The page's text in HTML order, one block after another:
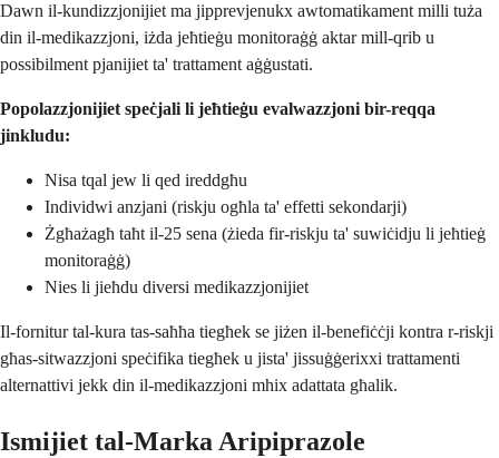
Dawn il-kundizzjonijiet ma jipprevjenukx awtomatikament milli tuża
din il-medikazzjoni, iżda jeħtieġu monitoraġġ aktar mill-qrib u
possibilment pjanijiet ta' trattament aġġustati.
Popolazzjonijiet speċjali li jeħtieġu evalwazzjoni bir-reqqa
jinkludu:
Nisa tqal jew li qed ireddgħu
Individwi anzjani (riskju ogħla ta' effetti sekondarji)
Żgħażagħ taħt il-25 sena (żieda fir-riskju ta' suwiċidju li jeħtieġ
monitoraġġ)
Nies li jieħdu diversi medikazzjonijiet
Il-fornitur tal-kura tas-saħħa tiegħek se jiżen il-benefiċċji kontra r-riskji
għas-sitwazzjoni speċifika tiegħek u jista' jissuġġerixxi trattamenti
alternattivi jekk din il-medikazzjoni mhix adattata għalik.
Ismijiet tal-Marka Aripiprazole